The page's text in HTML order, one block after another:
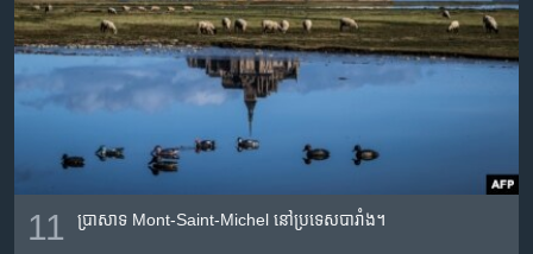
11 បា្រសាទ Mont-Saint-Michel នៅប្រទេសបារាំង។